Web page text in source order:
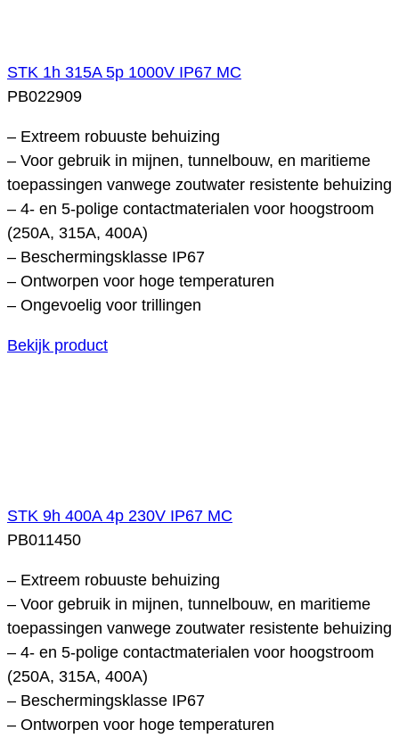
STK 1h 315A 5p 1000V IP67 MC
PB022909
– Extreem robuuste behuizing
– Voor gebruik in mijnen, tunnelbouw, en maritieme
toepassingen vanwege zoutwater resistente behuizing
– 4- en 5-polige contactmaterialen voor hoogstroom
(250A, 315A, 400A)
– Beschermingsklasse IP67
– Ontworpen voor hoge temperaturen
– Ongevoelig voor trillingen
Bekijk product
STK 9h 400A 4p 230V IP67 MC
PB011450
– Extreem robuuste behuizing
– Voor gebruik in mijnen, tunnelbouw, en maritieme
toepassingen vanwege zoutwater resistente behuizing
– 4- en 5-polige contactmaterialen voor hoogstroom
(250A, 315A, 400A)
– Beschermingsklasse IP67
– Ontworpen voor hoge temperaturen